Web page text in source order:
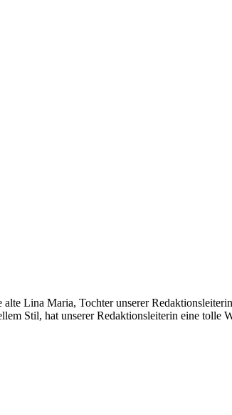
Lina Maria, Tochter unserer
Stil, hat unserer Redaktionsleiterin eine tolle